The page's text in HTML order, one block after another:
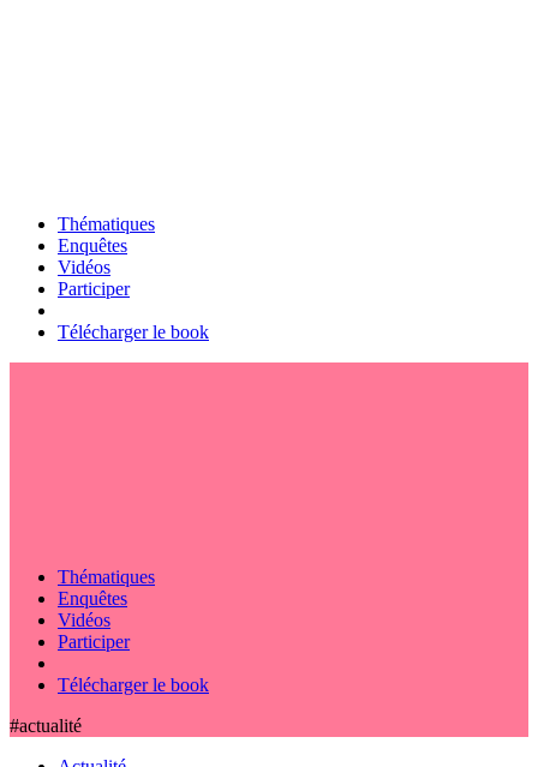
Thématiques
Enquêtes
Vidéos
Participer
Télécharger le book
Thématiques
Enquêtes
Vidéos
Participer
Télécharger le book
#actualité